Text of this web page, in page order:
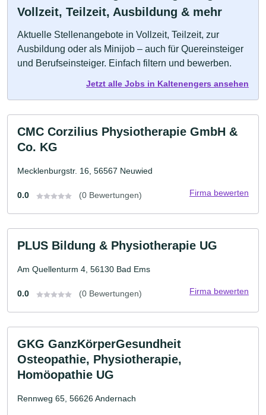
Vollzeit, Teilzeit, Ausbildung & mehr
Aktuelle Stellenangebote in Vollzeit, Teilzeit, zur
Ausbildung oder als Minijob – auch für Quereinsteiger
und Berufseinsteiger. Einfach filtern und bewerben.
Jetzt alle Jobs in Kaltenengers ansehen
CMC Corzilius Physiotherapie GmbH &
Co. KG
Mecklenburgstr. 16, 56567 Neuwied
0.0 (0 Bewertungen) Firma bewerten
PLUS Bildung & Physiotherapie UG
Am Quellenturm 4, 56130 Bad Ems
0.0 (0 Bewertungen) Firma bewerten
GKG GanzKörperGesundheit
Osteopathie, Physiotherapie,
Homöopathie UG
Rennweg 65, 56626 Andernach